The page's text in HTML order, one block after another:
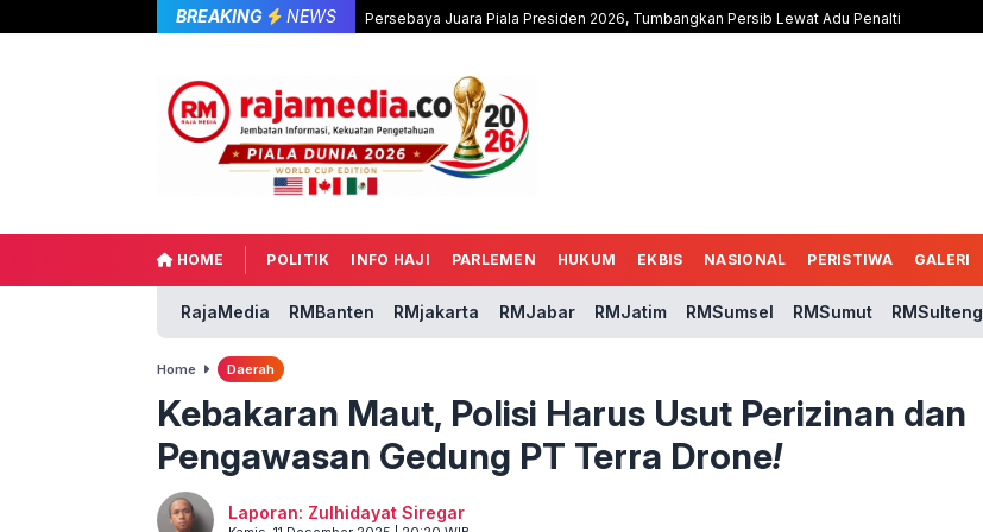
BREAKING NEWS Persebaya Juara Piala Presiden 2026, Tumbangkan Persib Lewat Adu Penalti
HOME POLITIK INFO HAJI PARLEMEN HUKUM EKBIS NASIONAL PERISTIWA GALERI
RajaMedia RMBanten RMjakarta RMJabar RMJatim RMSumsel RMSumut RMSulteng
Home Daerah
Kebakaran Maut, Polisi Harus Usut Perizinan dan
Pengawasan Gedung PT Terra Drone!
Laporan: Zulhidayat Siregar